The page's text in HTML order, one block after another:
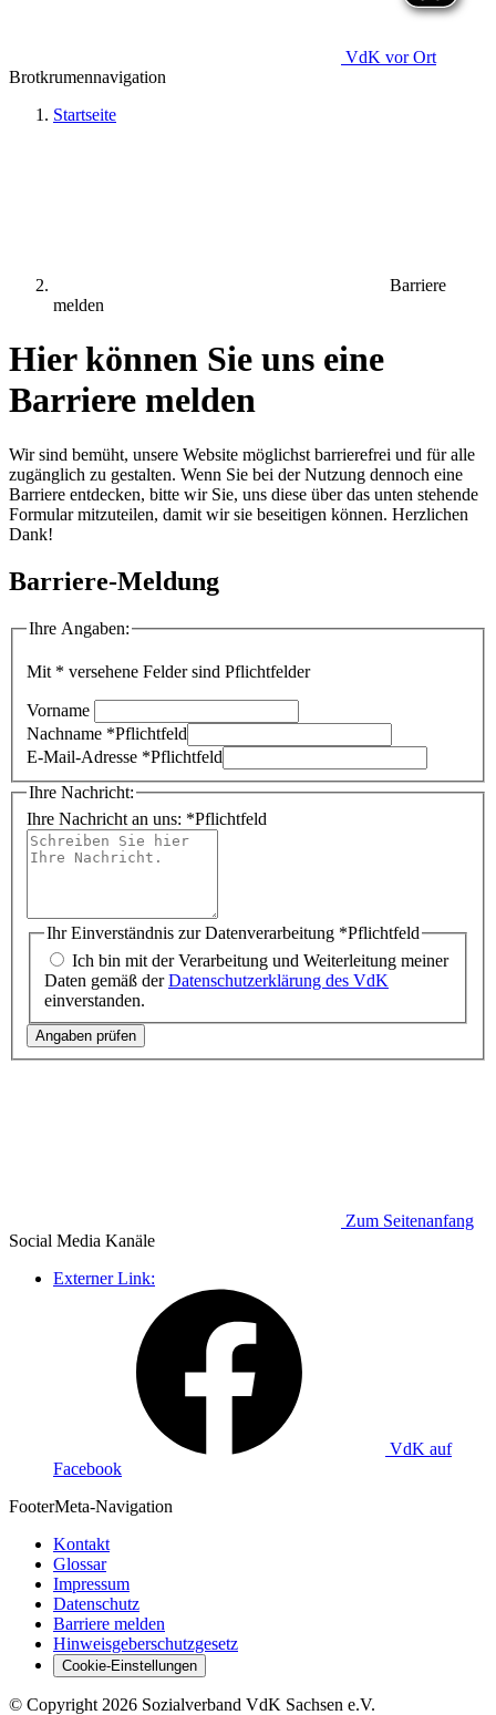
VdK vor Ort
Brotkrumennavigation
Startseite
Barriere
melden
Hier können Sie uns eine
Barriere melden
Wir sind bemüht, unsere Website möglichst barrierefrei und für alle
zugänglich zu gestalten. Wenn Sie bei der Nutzung dennoch eine
Barriere entdecken, bitte wir Sie, uns diese über das unten stehende
Formular mitzuteilen, damit wir sie beseitigen können. Herzlichen
Dank!
Barriere-Meldung
Ihre Angaben:
Mit * versehene Felder sind Pflichtfelder
Vorname
Nachname *Pflichtfeld
E-Mail-Adresse *Pflichtfeld
Ihre Nachricht:
Ihre Nachricht an uns: *Pflichtfeld
Ihr Einverständnis zur Datenverarbeitung *Pflichtfeld
Ich bin mit der Verarbeitung und Weiterleitung meiner
Daten gemäß derDatenschutzerklärung des VdK
einverstanden.
Angaben prüfen
Zum Seitenanfang
Social Media Kanäle
Externer Link:
VdK auf
Facebook
FooterMeta-Navigation
Kontakt
Glossar
Impressum
Datenschutz
Barriere melden
Hinweisgeberschutzgesetz
Cookie-Einstellungen
© Copyright2026 Sozialverband VdK Sachsen e.V.